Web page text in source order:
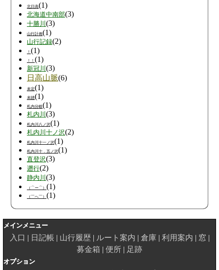
北日高(1)
北海道中南部(3)
十勝川 (3)
山行計画(1)
山行記録(2)
！ (1)
！！ (1)
新冠川 (3)
日高山脈(6)
未定(1)
未踏(1)
札内分岐(1)
札内川 (3)
札内川八ノ沢(1)
札内川十ノ沢(2)
札内川十一ノ沢(1)
札内川十．五ノ沢(1)
直登沢(3)
遡行(2)
静内川 (3)
（⌒ー⌒） (1)
（￣へ￣） (1)
メインメニュー
入口 日記帳 山行履歴 ルート案内 倉庫 利用案内
窓
募金箱
便所 足跡
オプション